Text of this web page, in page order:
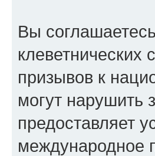
Вы
призывов к
могут нарушить
предоставляет
международное